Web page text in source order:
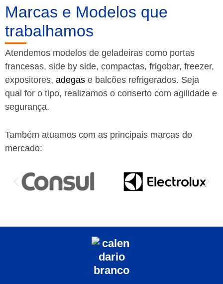
Marcas e Modelos que
trabalhamos
Atendemos modelos de geladeiras como portas
francesas, side by side, compactas, frigobar, freezer,
expositores, adegas e balcões refrigerados. Seja
qual for o tipo, realizamos o conserto com agilidade e
segurança.
Também atuamos com as principais marcas do
mercado: